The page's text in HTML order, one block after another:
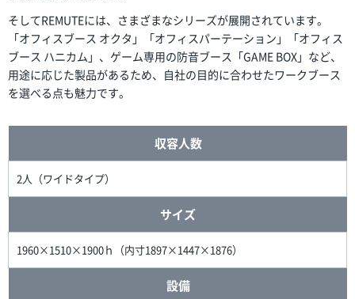
そしてREMUTEには、さまざまなシリーズが展開されています。
「オフィスブース オクタ」「オフィスパーテーション」「オフィス
ブース ハニカム」、ゲーム専用の防音ブース「GAME BOX」など、
用途に応じた製品があるため、自社の目的に合わせたワークブース
を選べる点も魅力です。
収容人数
2人（ワイドタイプ）
サイズ
1960×1510×1900ｈ（内寸1897×1447×1876）
設備